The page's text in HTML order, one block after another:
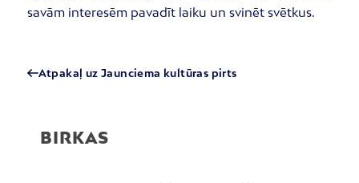
savām interesēm pavadīt laiku un svinēt svētkus.
Atpakaļ uz Jaunciema kultūras pirts
BIRKAS